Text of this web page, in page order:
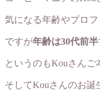
気になる年齢やプロ
ですが年齢は30代前半
というのもKouさんご
そしてKouさんのお誕